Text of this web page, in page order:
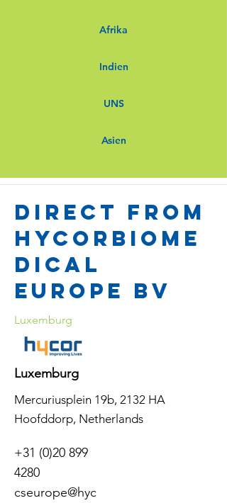
Afrika
Indien
UNS
Asien
Direct from
Hycorbiome
dical
Europe BV
Luxemburg
Luxemburg
Mercuriusplein 19b, 2132 HA
Hoofddorp, Netherlands
+31 (0)20 899
4280
cseurope@hyc